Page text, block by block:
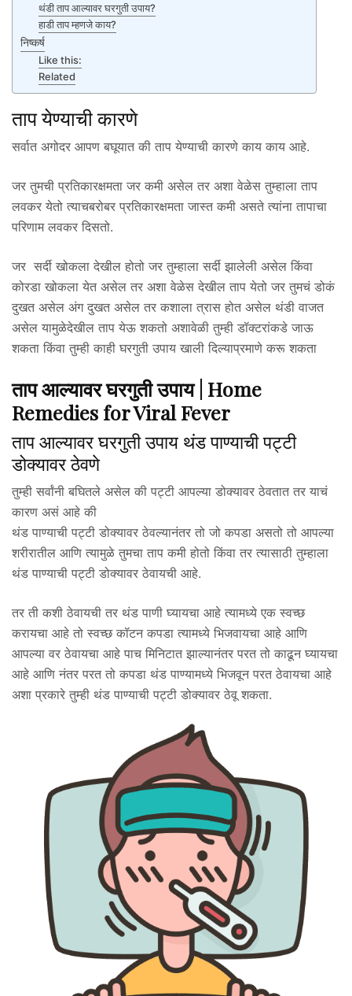
थंडी ताप आल्यावर घरगुती उपाय?
हाडी ताप म्हणजे काय?
निष्कर्ष
Like this:
Related
ताप येण्याची कारणे
सर्वात अगोदर आपण बघूयात की ताप येण्याची कारणे काय काय आहे.
जर तुमची प्रतिकारक्षमता जर कमी असेल तर अशा वेळेस तुम्हाला ताप
लवकर येतो त्याचबरोबर प्रतिकारक्षमता जास्त कमी असते त्यांना तापाचा
परिणाम लवकर दिसतो.
जर सर्दी खोकला देखील होतो जर तुम्हाला सर्दी झालेली असेल किंवा
कोरडा खोकला येत असेल तर अशा वेळेस देखील ताप येतो जर तुमचं डोकं
दुखत असेल अंग दुखत असेल तर कशाला त्रास होत असेल थंडी वाजत
असेल यामुळेदेखील ताप येऊ शकतो अशावेळी तुम्ही डॉक्टरांकडे जाऊ
शकता किंवा तुम्ही काही घरगुती उपाय खाली दिल्याप्रमाणे करू शकता
ताप आल्यावर घरगुती उपाय | Home
Remedies for Viral Fever
ताप आल्यावर घरगुती उपाय थंड पाण्याची पट्टी
डोक्यावर ठेवणे
तुम्ही सर्वांनी बघितले असेल की पट्टी आपल्या डोक्यावर ठेवतात तर याचं
कारण असं आहे की
थंड पाण्याची पट्टी डोक्यावर ठेवल्यानंतर तो जो कपडा असतो तो आपल्या
शरीरातील आणि त्यामुळे तुमचा ताप कमी होतो किंवा तर त्यासाठी तुम्हाला
थंड पाण्याची पट्टी डोक्यावर ठेवायची आहे.
तर ती कशी ठेवायची तर थंड पाणी घ्यायचा आहे त्यामध्ये एक स्वच्छ
करायचा आहे तो स्वच्छ कॉटन कपडा त्यामध्ये भिजवायचा आहे आणि
आपल्या वर ठेवायचा आहे पाच मिनिटात झाल्यानंतर परत तो काढून घ्यायचा
आहे आणि नंतर परत तो कपडा थंड पाण्यामध्ये भिजवून परत ठेवायचा आहे
अशा प्रकारे तुम्ही थंड पाण्याची पट्टी डोक्यावर ठेवू शकता.